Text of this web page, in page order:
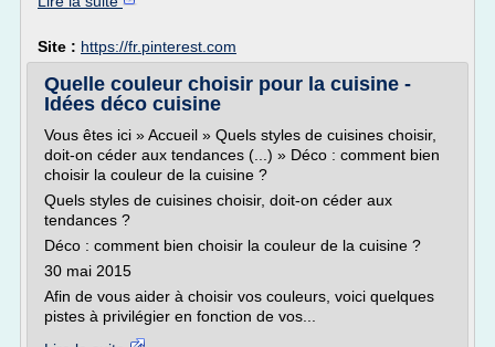
Site : https://fr.pinterest.com
Quelle couleur choisir pour la cuisine -
Idées déco cuisine
Vous êtes ici » Accueil » Quels styles de cuisines choisir,
doit-on céder aux tendances (...) » Déco : comment bien
choisir la couleur de la cuisine ?
Quels styles de cuisines choisir, doit-on céder aux
tendances ?
Déco : comment bien choisir la couleur de la cuisine ?
30 mai 2015
Afin de vous aider à choisir vos couleurs, voici quelques
pistes à privilégier en fonction de vos...